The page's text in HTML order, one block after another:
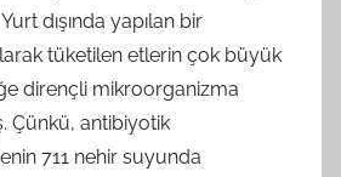
dışında yapılan bir
tüketilen etlerin çok büyük
dirençli mikroorganizma
Çünkü, antibiyotik
711 nehir suyunda